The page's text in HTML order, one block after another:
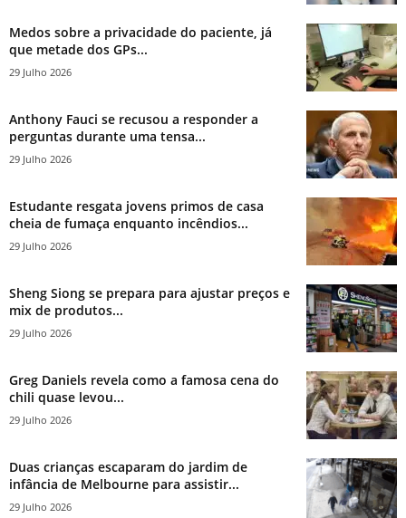
Medos sobre a privacidade do paciente, já
que metade dos GPs...
29 Julho 2026
Anthony Fauci se recusou a responder a
perguntas durante uma tensa...
29 Julho 2026
Estudante resgata jovens primos de casa
cheia de fumaça enquanto incêndios...
29 Julho 2026
Sheng Siong se prepara para ajustar preços e
mix de produtos...
29 Julho 2026
Greg Daniels revela como a famosa cena do
chili quase levou...
29 Julho 2026
Duas crianças escaparam do jardim de
infância de Melbourne para assistir...
29 Julho 2026